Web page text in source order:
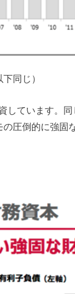
同じ）
しています。
圧倒的に強固